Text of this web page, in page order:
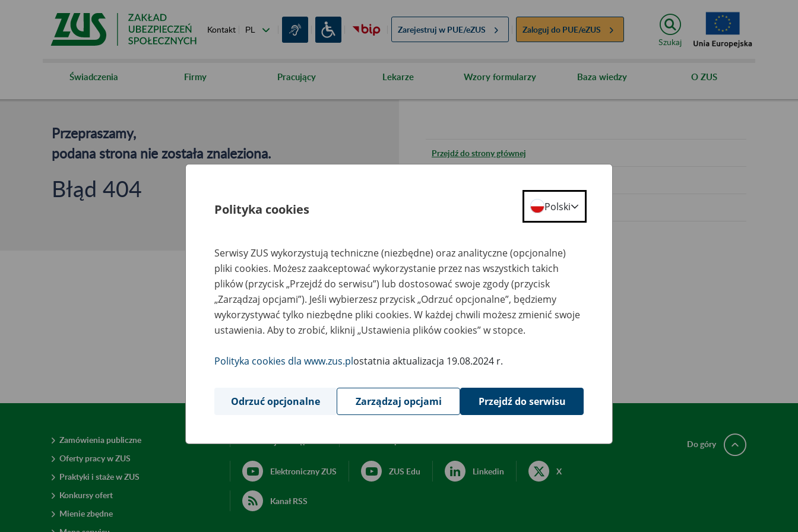
Kontakt Zarejestruj w PUE/eZUS Zaloguj do PUE/eZUS
Szukaj
Świadczenia Firmy Pracujący Lekarze Wzory formularzy Baza wiedzy O ZUS
Przepraszamy,
podana strona nie została znaleziona.
Błąd 404
Przejdź do strony głównej
Zamówienia publiczne
Oferty pracy w ZUS
Praktyki i staże w ZUS
Konkursy ofert
Mienie zbędne
Elektroniczny ZUS ZUS Edu Linkedin X
Kanał RSS
Do góry
Polityka cookies Polski
Serwisy ZUS wykorzystują techniczne (niezbędne) oraz analityczne (opcjonalne)
pliki cookies. Możesz zaakceptować wykorzystanie przez nas wszystkich takich
plików (przycisk „Przejdź do serwisu”) lub dostosować swoje zgody (przycisk
„Zarządzaj opcjami”). Jeśli wybierzesz przycisk „Odrzuć opcjonalne”, będziemy
wykorzystywać tylko niezbędne pliki cookies. W każdej chwili możesz zmienić swoje
ustawienia. Aby to zrobić, kliknij „Ustawienia plików cookies” w stopce.
Polityka cookies dla www.zus.plostatnia aktualizacja 19.08.2024 r.
Odrzuć opcjonalne Zarządzaj opcjami Przejdź do serwisu